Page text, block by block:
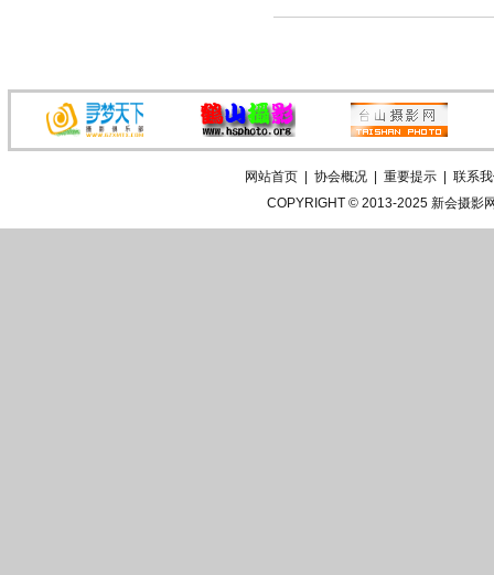
网站首页 协会概况 重要提示
联系
COPYRIGHT © 2013-2025 新会摄影